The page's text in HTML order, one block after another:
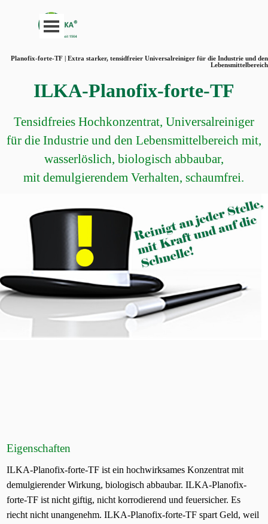
Menü überspringen
Planofix-forte-TF | Extra starker, tensidfreier Universalreiniger für die Industrie und den
Lebensmittelbereich
ILKA-Planofix-forte-TF
Tensidfreies Hochkonzentrat, Universalreiniger
für die Industrie und den Lebensmittelbereich mit,
wasserlöslich, biologisch abbaubar,
mit demulgierendem Verhalten, schaumfrei.
Eigenschaften
ILKA-Planofix-forte-TF ist ein hochwirksames Konzentrat mit
demulgierender Wirkung, biologisch abbaubar. ILKA-Planofix-
forte-TF ist nicht giftig, nicht korrodierend und feuersicher. Es
riecht nicht unangenehm. ILKA-Planofix-forte-TF spart Geld, weil